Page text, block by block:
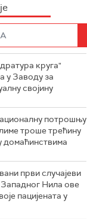
круга"
у Заводу за
својину
потрошњу
троше трећину
домаћинствима
први случајеви
Западног Нила ове
пацијената у